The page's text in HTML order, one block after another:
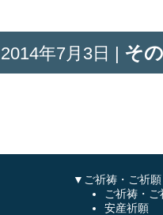
2014年7月3日 | そ
▼ご祈祷・ご祈願
ご祈祷・
安産祈願